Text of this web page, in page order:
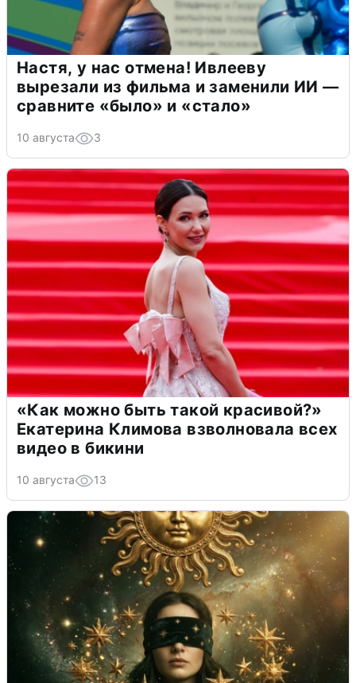
Настя, у нас отмена! Ивлееву
вырезали из фильма и заменили ИИ —
сравните «было» и «стало»
10 августа 3
«Как можно быть такой красивой?»
Екатерина Климова взволновала всех
видео в бикини
10 августа 13